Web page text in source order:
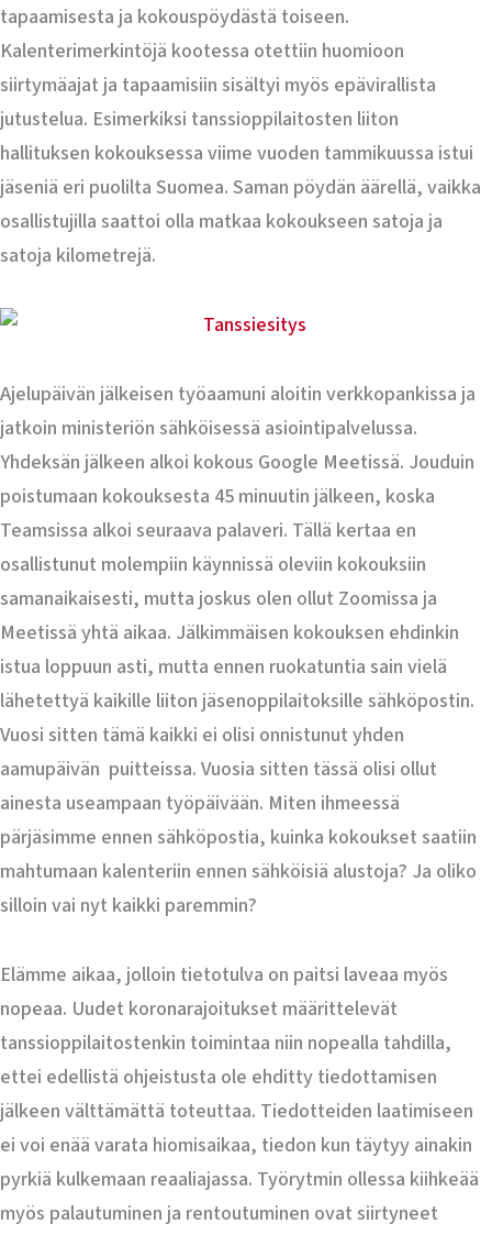
tapaamisesta ja kokouspöydästä toiseen.
Kalenterimerkintöjä kootessa otettiin huomioon
siirtymäajat ja tapaamisiin sisältyi myös epävirallista
jutustelua. Esimerkiksi tanssioppilaitosten liiton
hallituksen kokouksessa viime vuoden tammikuussa istui
jäseniä eri puolilta Suomea. Saman pöydän äärellä, vaikka
osallistujilla saattoi olla matkaa kokoukseen satoja ja
satoja kilometrejä.
Ajelupäivän jälkeisen työaamuni aloitin verkkopankissa ja
jatkoin ministeriön sähköisessä asiointipalvelussa.
Yhdeksän jälkeen alkoi kokous Google Meetissä. Jouduin
poistumaan kokouksesta 45 minuutin jälkeen, koska
Teamsissa alkoi seuraava palaveri. Tällä kertaa en
osallistunut molempiin käynnissä oleviin kokouksiin
samanaikaisesti, mutta joskus olen ollut Zoomissa ja
Meetissä yhtä aikaa. Jälkimmäisen kokouksen ehdinkin
istua loppuun asti, mutta ennen ruokatuntia sain vielä
lähetettyä kaikille liiton jäsenoppilaitoksille sähköpostin.
Vuosi sitten tämä kaikki ei olisi onnistunut yhden
aamupäivän puitteissa. Vuosia sitten tässä olisi ollut
ainesta useampaan työpäivään. Miten ihmeessä
pärjäsimme ennen sähköpostia, kuinka kokoukset saatiin
mahtumaan kalenteriin ennen sähköisiä alustoja? Ja oliko
silloin vai nyt kaikki paremmin?
Elämme aikaa, jolloin tietotulva on paitsi laveaa myös
nopeaa. Uudet koronarajoitukset määrittelevät
tanssioppilaitostenkin toimintaa niin nopealla tahdilla,
ettei edellistä ohjeistusta ole ehditty tiedottamisen
jälkeen välttämättä toteuttaa. Tiedotteiden laatimiseen
ei voi enää varata hiomisaikaa, tiedon kun täytyy ainakin
pyrkiä kulkemaan reaaliajassa. Työrytmin ollessa kiihkeää
myös palautuminen ja rentoutuminen ovat siirtyneet